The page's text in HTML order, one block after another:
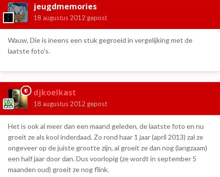
jeugdmemories
18 augustus 2012 gepost
Wauw, Die is ineens een stuk gegroeid in vergelijking met de
laatste foto's.
djkoelkast
18 augustus 2012 gepost
Het is ook al meer dan een maand geleden, de laatste foto en nu
groeit ze als kool inderdaad. Zo rond haar 1 jaar (april 2013) zal ze
ongeveer op de juiste grootte zijn, al groeit ze dan nog (langzaam)
een half jaar door dan. Dus voorlopig (ze wordt in september 5
maanden oud) groeit ze nog flink.